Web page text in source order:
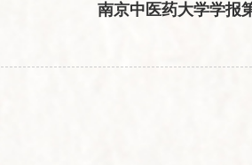
南京中医药大学学报